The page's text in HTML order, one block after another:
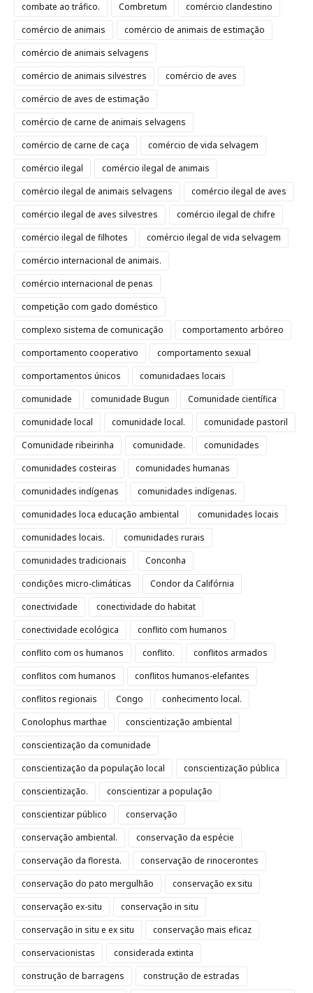
combate ao tráfico.
Combretum
comércio clandestino
comércio de animais
comércio de animais de estimação
comércio de animais selvagens
comércio de animais silvestres
comércio de aves
comércio de aves de estimação
comércio de carne de animais selvagens
comércio de carne de caça
comércio de vida selvagem
comércio ilegal
comércio ilegal de animais
comércio ilegal de animais selvagens
comércio ilegal de aves
comércio ilegal de aves silvestres
comércio ilegal de chifre
comércio ilegal de filhotes
comércio ilegal de vida selvagem
comércio internacional de animais.
comércio internacional de penas
competição com gado doméstico
complexo sistema de comunicação
comportamento arbóreo
comportamento cooperativo
comportamento sexual
comportamentos únicos
comunidadaes locais
comunidade
comunidade Bugun
Comunidade científica
comunidade local
comunidade local.
comunidade pastoril
Comunidade ribeirinha
comunidade.
comunidades
comunidades costeiras
comunidades humanas
comunidades indígenas
comunidades indígenas.
comunidades loca educação ambiental
comunidades locais
comunidades locais.
comunidades rurais
comunidades tradicionais
Conconha
condições micro-climáticas
Condor da Califórnia
conectividade
conectividade do habitat
conectividade ecológica
conflito com humanos
conflito com os humanos
conflito.
conflitos armados
conflitos com humanos
conflitos humanos-elefantes
conflitos regionais
Congo
conhecimento local.
Conolophus marthae
conscientização ambiental
conscientização da comunidade
conscientização da população local
conscientização pública
conscientização.
conscientizar a população
conscientizar público
conservação
conservação ambiental.
conservação da espécie
conservação da floresta.
conservação de rinocerontes
conservação do pato mergulhão
conservação ex situ
conservação ex-situ
conservação in situ
conservação in situ e ex situ
conservação mais eficaz
conservacionistas
considerada extinta
construção de barragens
construção de estradas